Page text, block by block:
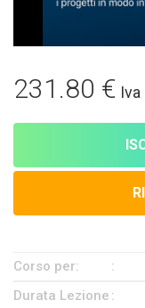
231.80 €
Corso per:
Durata Lezione